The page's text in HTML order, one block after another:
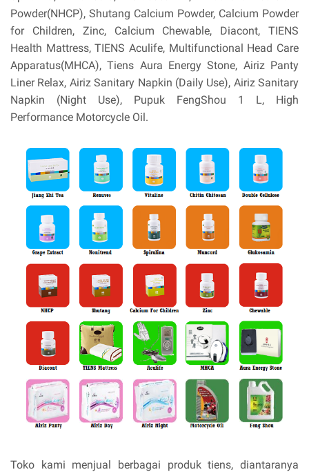
Powder(NHCP), Shutang Calcium Powder, Calcium Powder
for Children, Zinc, Calcium Chewable, Diacont, TIENS
Health Mattress, TIENS Aculife, Multifunctional Head Care
Apparatus(MHCA), Tiens Aura Energy Stone, Airiz Panty
Liner Relax, Airiz Sanitary Napkin (Daily Use), Airiz Sanitary
Napkin (Night Use), Pupuk FengShou 1 L, High
Performance Motorcycle Oil.
Toko kami menjual berbagai produk tiens, diantaranya